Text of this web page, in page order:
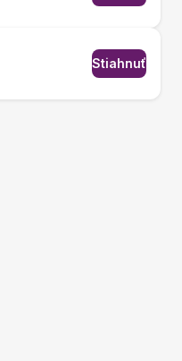
Stiahnuť